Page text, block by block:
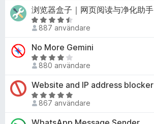
5
,
9
a
5
t
t
,
8
a
5
t
y
g
a
t
t
4
4
浏览器盒子｜网页阅读与净化助手
B
e
t
y
g
a
t
t
887 användare
No More Gemini
B
e
t
y
g
880 användare
Website and IP address blocker
B
e
t
867 användare